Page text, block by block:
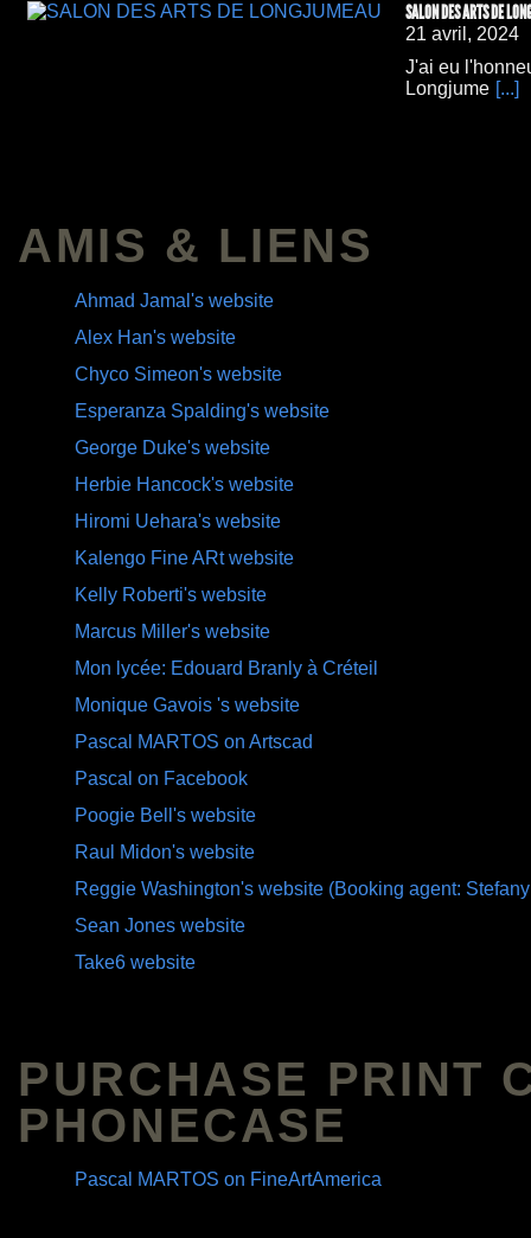
SALON DES ARTS DE
21 avril, 2024
J'ai eu
Longjume [...]
AMIS & LIENS
Ahmad Jamal's website
Alex Han's website
Chyco Simeon's website
Esperanza Spalding's website
George Duke's website
Herbie Hancock's website
Hiromi Uehara's website
Kalengo Fine ARt website
Kelly Roberti's website
Marcus Miller's website
Mon lycée: Edouard Branly à Créteil
Monique Gavois 's website
Pascal MARTOS on Artscad
Pascal on Facebook
Poogie Bell's website
Raul Midon's website
Reggie Washington's website (Booking agent:
Sean Jones website
Take6 website
PURCHASE PRINT
PHONECASE
Pascal MARTOS on FineArtAmerica